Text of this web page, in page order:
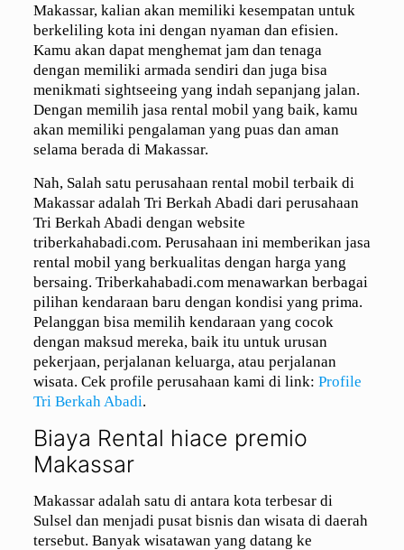
Makassar, kalian akan memiliki kesempatan untuk
berkeliling kota ini dengan nyaman dan efisien.
Kamu akan dapat menghemat jam dan tenaga
dengan memiliki armada sendiri dan juga bisa
menikmati sightseeing yang indah sepanjang jalan.
Dengan memilih jasa rental mobil yang baik, kamu
akan memiliki pengalaman yang puas dan aman
selama berada di Makassar.
Nah, Salah satu perusahaan rental mobil terbaik di
Makassar adalah Tri Berkah Abadi dari perusahaan
Tri Berkah Abadi dengan website
triberkahabadi.com. Perusahaan ini memberikan jasa
rental mobil yang berkualitas dengan harga yang
bersaing. Triberkahabadi.com menawarkan berbagai
pilihan kendaraan baru dengan kondisi yang prima.
Pelanggan bisa memilih kendaraan yang cocok
dengan maksud mereka, baik itu untuk urusan
pekerjaan, perjalanan keluarga, atau perjalanan
wisata. Cek profile perusahaan kami di link: Profile
Tri Berkah Abadi.
Biaya Rental hiace premio
Makassar
Makassar adalah satu di antara kota terbesar di
Sulsel dan menjadi pusat bisnis dan wisata di daerah
tersebut. Banyak wisatawan yang datang ke